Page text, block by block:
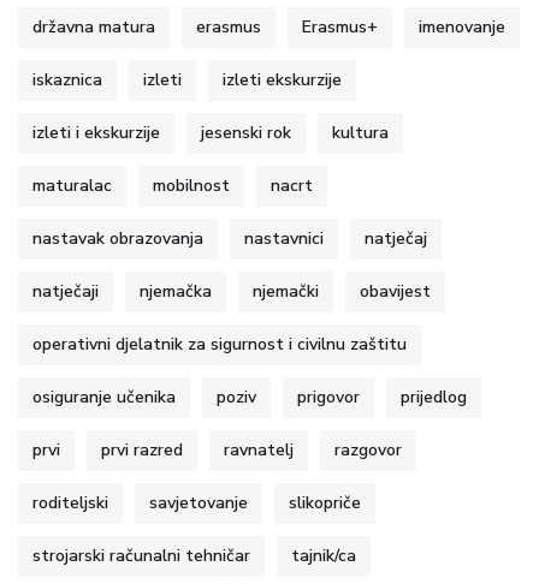
državna matura erasmus Erasmus+ imenovanje
iskaznica izleti izleti ekskurzije
izleti i ekskurzije jesenski rok kultura
maturalac mobilnost nacrt
nastavak obrazovanja nastavnici natječaj
natječaji njemačka njemački obavijest
operativni djelatnik za sigurnost i civilnu zaštitu
osiguranje učenika poziv prigovor prijedlog
prvi prvi razred ravnatelj razgovor
roditeljski savjetovanje slikopriče
strojarski računalni tehničar tajnik/ca